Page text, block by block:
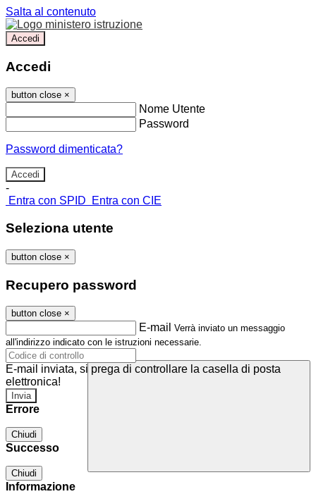
Salta al contenuto
Accedi
Accedi
button close ×
Nome Utente
Password
Password dimenticata?
-
Entra con SPID
Entra con CIE
Seleziona utente
button close ×
Recupero password
button close ×
E-mail Verrà inviato un messaggio
all'indirizzo indicato con le istruzioni necessarie.
E-mail inviata, si prega di controllare la casella di posta
elettronica!
Errore
Chiudi
Successo
Chiudi
Informazione